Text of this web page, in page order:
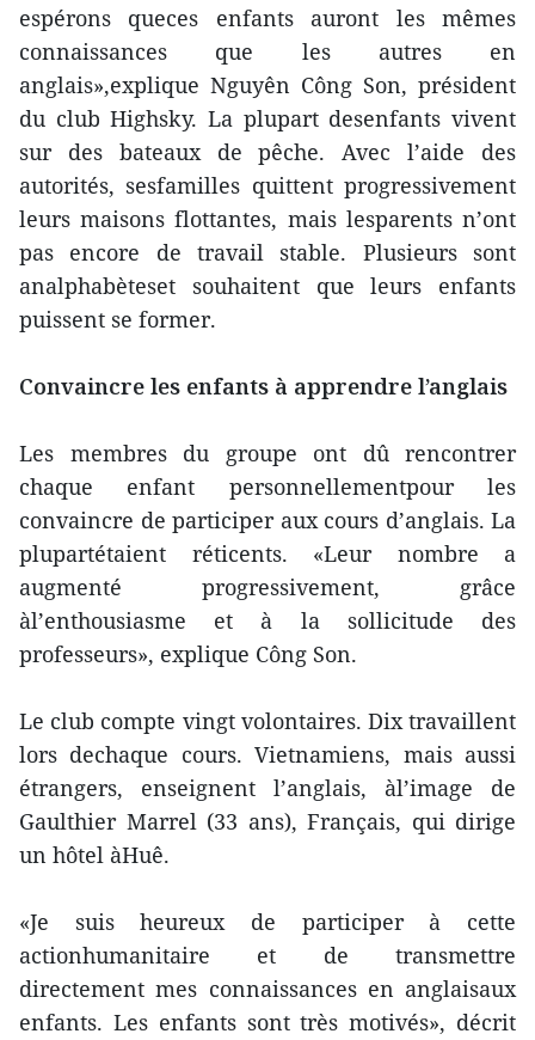
espérons queces enfants auront les mêmes
connaissances que les autres en
anglais»,explique Nguyên Công Son, président
du club Highsky. La plupart desenfants vivent
sur des bateaux de pêche. Avec l’aide des
autorités, sesfamilles quittent progressivement
leurs maisons flottantes, mais lesparents n’ont
pas encore de travail stable. Plusieurs sont
analphabèteset souhaitent que leurs enfants
puissent se former.
Convaincre les enfants à apprendre l’anglais
Les membres du groupe ont dû rencontrer
chaque enfant personnellementpour les
convaincre de participer aux cours d’anglais. La
plupartétaient réticents. «Leur nombre a
augmenté progressivement, grâce
àl’enthousiasme et à la sollicitude des
professeurs», explique Công Son.
Le club compte vingt volontaires. Dix travaillent
lors dechaque cours. Vietnamiens, mais aussi
étrangers, enseignent l’anglais, àl’image de
Gaulthier Marrel (33 ans), Français, qui dirige
un hôtel àHuê.
«Je suis heureux de participer à cette
actionhumanitaire et de transmettre
directement mes connaissances en anglaisaux
enfants. Les enfants sont très motivés», décrit